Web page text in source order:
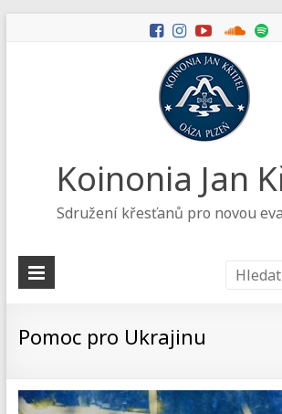
Koinonia Jan
Sdružení křesťanů pro novou
Pomoc pro Ukrajinu